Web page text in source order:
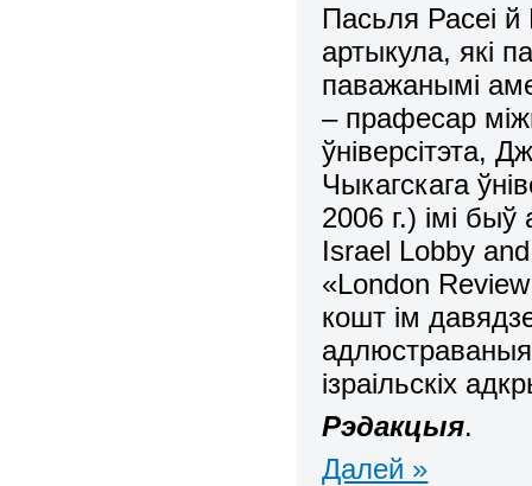
Пасьля Расеі
артыкула, які
паважанымі
– прафесар
ўніверсітэта,
Чыкагскага
2006 г.) імі
Israel Lobby and
«London Review
кошт ім
ізраільскіх
Рэдакцыя.
Далей »